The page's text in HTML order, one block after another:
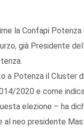
la Confapi
già Presidente
a Potenza il Cluster
2020 e come
elezione – ha
al neo presidente